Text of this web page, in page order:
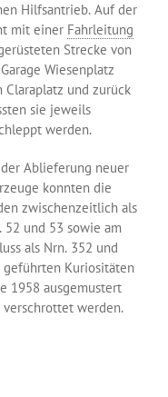
Hilfsantrieb. Auf der
mit einer Fahrleitung
Strecke von
Wiesenplatz
Claraplatz und zurück
sie jeweils
werden.
Ablieferung neuer
konnten die
zwischenzeitlich als
52 und 53 sowie am
als Nrn. 352 und
geführten Kuriositäten
1958 ausgemustert
verschrottet werden.